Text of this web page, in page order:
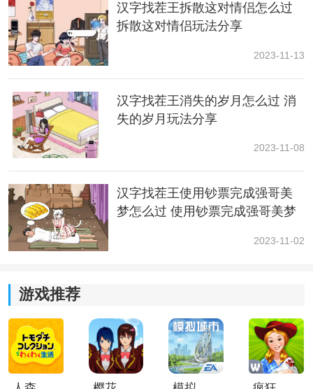
它就可以进入到地下室了;
4、地下室我们可以找到：【支架】、【镜头】然后打开
墙上的【幕布】在旁边的柜子里找到【放映机的主
体】，找到镜头可以查看到【放映机】;
汉字找茬王拆散这对情侣怎么过
拆散这对情侣玩法分享
2023-11-13
汉字找茬王消失的岁月怎么过 消
失的岁月玩法分享
2023-11-08
汉字找茬王使用钞票完成强哥美
梦怎么过 使用钞票完成强哥美梦
2023-11-02
游戏推荐